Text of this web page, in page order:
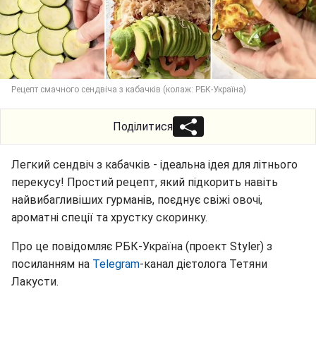
Рецепт смачного сендвіча з кабачків (колаж: РБК-Україна)
Поділитися
Легкий сендвіч з кабачків - ідеальна ідея для літнього
перекусу! Простий рецепт, який підкорить навіть
найвибагливіших гурманів, поєднує свіжі овочі,
ароматні спеції та хрустку скоринку.
Про це повідомляє РБК-Україна (проект Styler) з
посиланням на Telegram-канал дієтолога Тетяни
Лакусти.